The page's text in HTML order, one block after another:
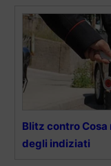
Blitz contro
degli indiziati